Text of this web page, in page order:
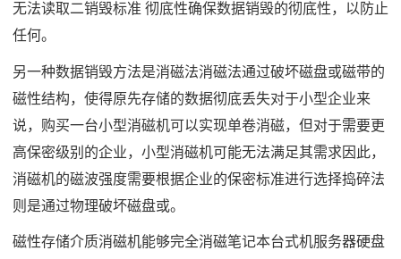
无法读取二销毁标准 彻底性确保数据销毁的彻底性，以防止
任何。
另一种数据销毁方法是消磁法消磁法通过破坏磁盘或磁带的
磁性结构，使得原先存储的数据彻底丢失对于小型企业来
说，购买一台小型消磁机可以实现单卷消磁，但对于需要更
高保密级别的企业，小型消磁机可能无法满足其需求因此，
消磁机的磁波强度需要根据企业的保密标准进行选择捣碎法
则是通过物理破坏磁盘或。
磁性存储介质消磁机能够完全消磁笔记本台式机服务器硬盘